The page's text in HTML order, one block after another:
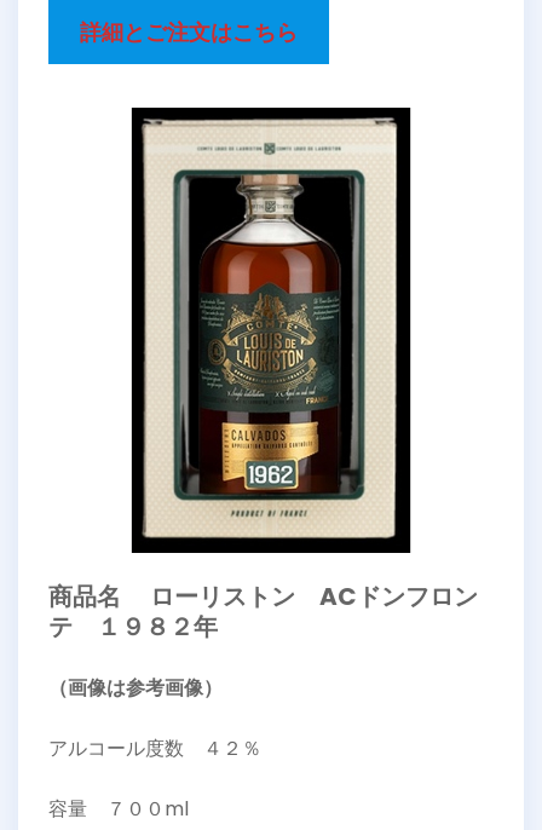
詳細とご注文はこちら
商品名 ローリストン ACドンフロン
テ １９８２年
（画像は参考画像）
アルコール度数 ４２％
容量 ７００ml